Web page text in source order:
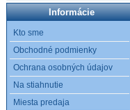
Informácie
Kto sme
Obchodné podmienky
Ochrana osobných údajov
Na stiahnutie
Miesta predaja